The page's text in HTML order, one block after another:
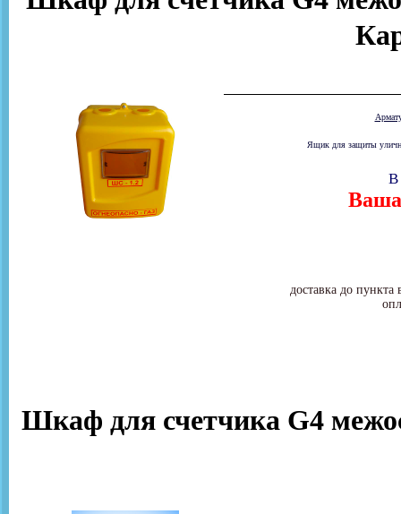
Ящик для защиты
Ваша
доставка до
В
Шкаф для счетчика G4